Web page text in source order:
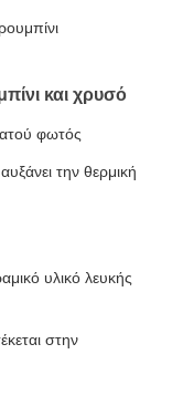
και χρυσό
φωτός
την θερμική
υλικό λευκής
στην